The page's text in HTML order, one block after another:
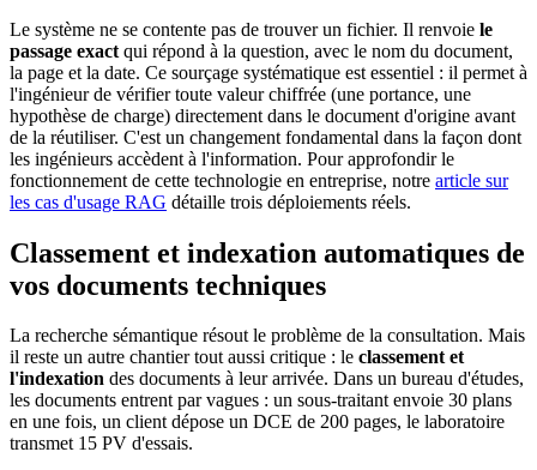
Le système ne se contente pas de trouver un fichier. Il renvoie le
passage exact qui répond à la question, avec le nom du document,
la page et la date. Ce sourçage systématique est essentiel : il permet à
l'ingénieur de vérifier toute valeur chiffrée (une portance, une
hypothèse de charge) directement dans le document d'origine avant
de la réutiliser. C'est un changement fondamental dans la façon dont
les ingénieurs accèdent à l'information. Pour approfondir le
fonctionnement de cette technologie en entreprise, notre article sur
les cas d'usage RAG détaille trois déploiements réels.
Classement et indexation automatiques de
vos documents techniques
La recherche sémantique résout le problème de la consultation. Mais
il reste un autre chantier tout aussi critique : le classement et
l'indexation des documents à leur arrivée. Dans un bureau d'études,
les documents entrent par vagues : un sous-traitant envoie 30 plans
en une fois, un client dépose un DCE de 200 pages, le laboratoire
transmet 15 PV d'essais.